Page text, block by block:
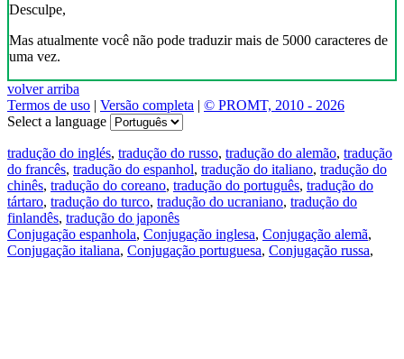
Desculpe,
Mas atualmente você não pode traduzir mais de 5000 caracteres de
uma vez.
volver arriba
Termos de uso | Versão completa | © PROMT, 2010 - 2026
Select a language
tradução do inglés, tradução do russo, tradução do alemão, tradução
do francês, tradução do espanhol, tradução do italiano, tradução do
chinês, tradução do coreano, tradução do português, tradução do
tártaro, tradução do turco, tradução do ucraniano, tradução do
finlandês, tradução do japonês
Conjugação espanhola, Conjugação inglesa, Conjugação alemã,
Conjugação italiana, Conjugação portuguesa, Conjugação russa,